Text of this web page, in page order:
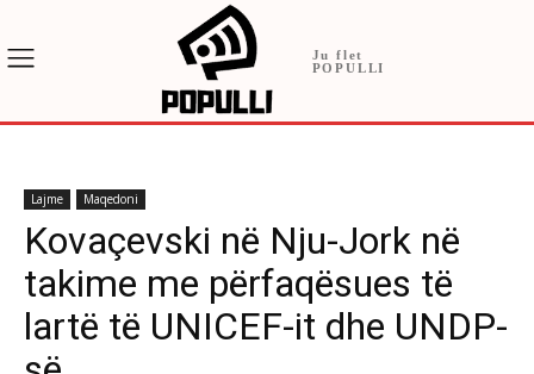
Ju flet
POPULLI
Lajme Maqedoni
Kovaçevski në Nju-Jork në
takime me përfaqësues të
lartë të UNICEF-it dhe UNDP-